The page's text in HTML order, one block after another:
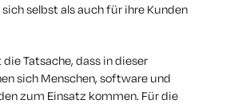
selbst als auch für ihre Kunden
Tatsache, dass in dieser
sich Menschen, software und
zum Einsatz kommen. Für die